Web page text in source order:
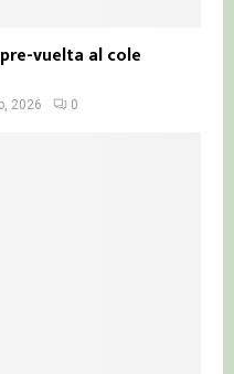
vuelta al cole
2026 0